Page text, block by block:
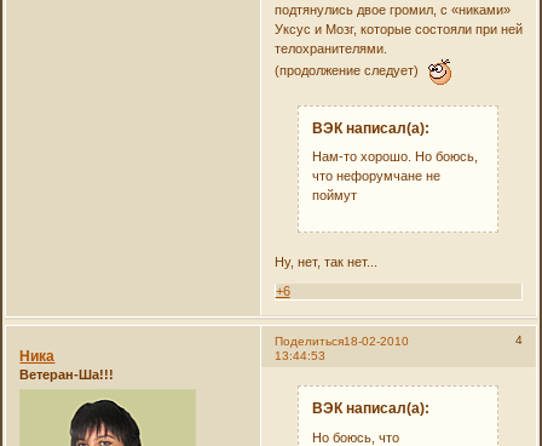
подтянулись двое громил, с «никами»
Уксус и Мозг, которые состояли при ней
телохранителями.
(продолжение следует)
ВЭК написал(а):
Нам-то хорошо. Но боюсь,
что нефорумчане не
поймут
Ну, нет, так нет...
+6
Поделиться 4
18-02-2010
13:44:53
Ника
Ветеран-Ша!!!
ВЭК написал(а):
Но боюсь, что